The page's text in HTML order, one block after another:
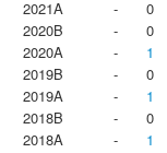
2021A
-
0
2020B
-
0
2020A
-
1
2019B
-
0
2019A
-
1
2018B
-
0
2018A
-
1